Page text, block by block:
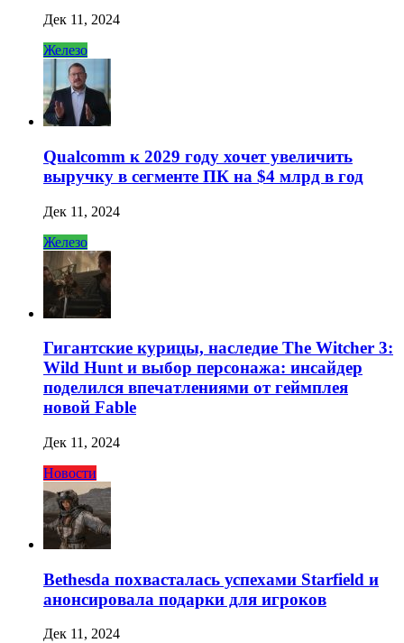
Дек 11, 2024
Железо
Qualcomm к 2029 году хочет увеличить
выручку в сегменте ПК на $4 млрд в год
Дек 11, 2024
Железо
Гигантские курицы, наследие The Witcher 3:
Wild Hunt и выбор персонажа: инсайдер
поделился впечатлениями от геймплея
новой Fable
Дек 11, 2024
Новости
Bethesda похвасталась успехами Starfield и
анонсировала подарки для игроков
Дек 11, 2024